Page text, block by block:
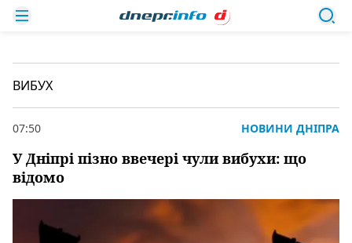
ВИБУХ
У Дніпрі пізно ввечері чули вибухи: що
відомо
07:50 НОВИНИ ДНІПРА